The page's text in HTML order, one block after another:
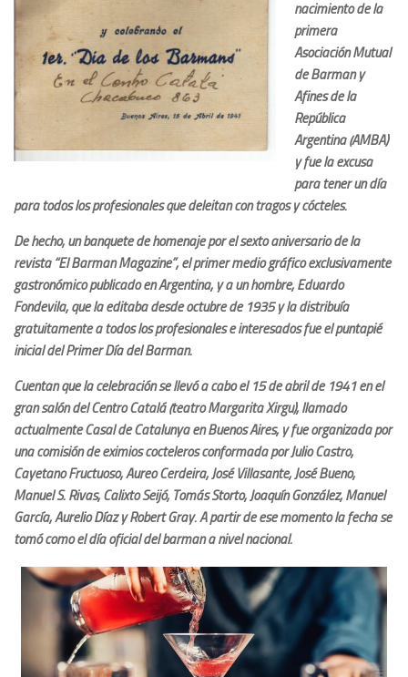
nacimiento de la
primera
Asociación Mutual
de Barman y
Afines de la
República
Argentina (AMBA)
y fue la excusa
para tener un día
para todos los profesionales que deleitan con tragos y cócteles.
De hecho, un banquete de homenaje por el sexto aniversario de la
revista “El Barman Magazine”, el primer medio gráfico exclusivamente
gastronómico publicado en Argentina, y a un hombre, Eduardo
Fondevila, que la editaba desde octubre de 1935 y la distribuía
gratuitamente a todos los profesionales e interesados fue el puntapié
inicial del Primer Día del Barman.
Cuentan que la celebración se llevó a cabo el 15 de abril de 1941 en el
gran salón del Centro Catalá (teatro Margarita Xirgu), llamado
actualmente Casal de Catalunya en Buenos Aires, y fue organizada por
una comisión de eximios cocteleros conformada por Julio Castro,
Cayetano Fructuoso, Aureo Cerdeira, José Villasante, José Bueno,
Manuel S. Rivas, Calixto Seijó, Tomás Storto, Joaquín González, Manuel
García, Aurelio Díaz y Robert Gray. A partir de ese momento la fecha se
tomó como el día oficial del barman a nivel nacional.